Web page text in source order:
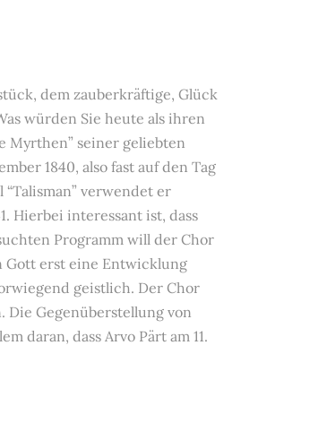
dem zauberkräftige, Glück
würden Sie heute als ihren
Myrthen” seiner geliebten
1840, also fast auf den Tag
verwendet er
Hierbei interessant ist, dass
Programm will der Chor
Gott erst eine Entwicklung
geistlich. Der Chor
Die Gegenüberstellung von
daran, dass Arvo Pärt am 11.